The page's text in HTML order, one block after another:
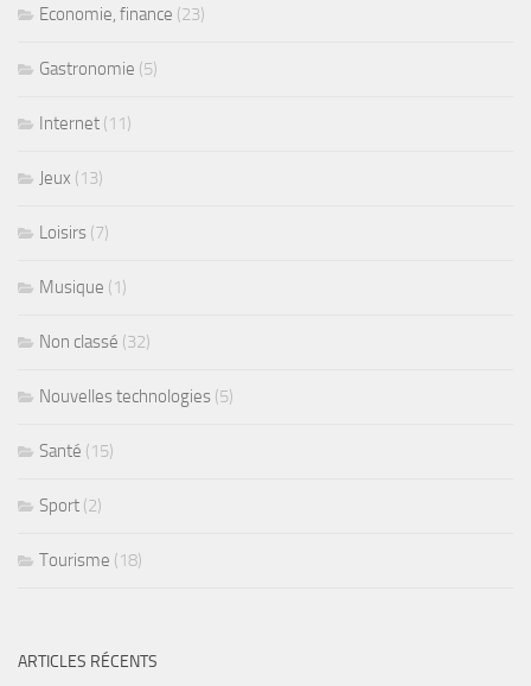
Economie, finance (23)
Gastronomie (5)
Internet (11)
Jeux (13)
Loisirs (7)
Musique (1)
Non classé (32)
Nouvelles technologies (5)
Santé (15)
Sport (2)
Tourisme (18)
ARTICLES RÉCENTS